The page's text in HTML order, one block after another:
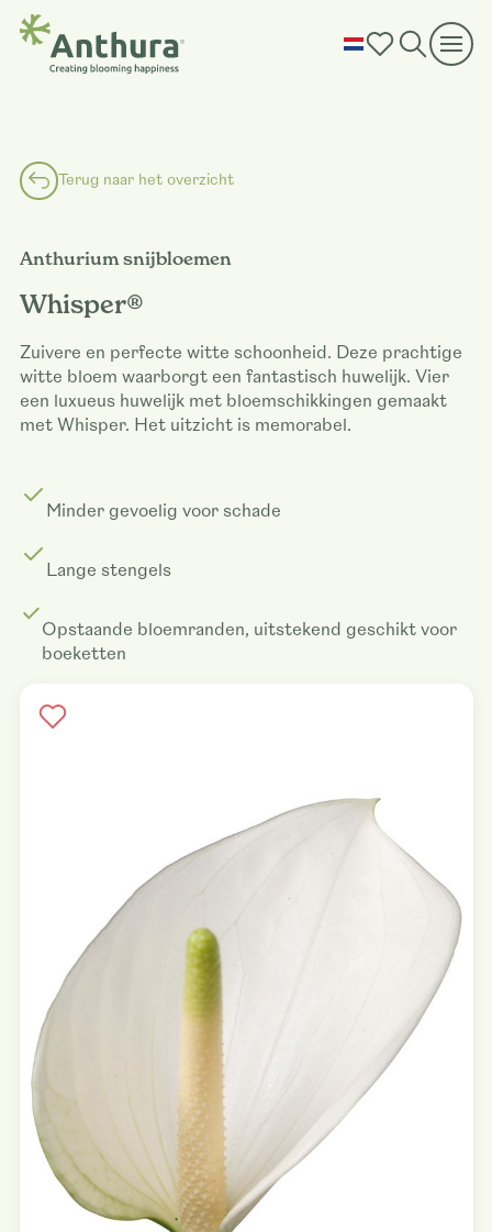
Terug naar het overzicht
Anthurium snijbloemen
Whisper®
Zuivere en perfecte witte schoonheid. Deze prachtige
witte bloem waarborgt een fantastisch huwelijk. Vier
een luxueus huwelijk met bloemschikkingen gemaakt
met Whisper. Het uitzicht is memorabel.
Minder gevoelig voor schade
Lange stengels
Opstaande bloemranden, uitstekend geschikt voor
boeketten